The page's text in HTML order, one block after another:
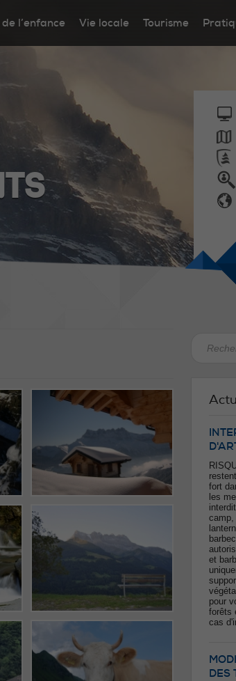
l’enfance Vie locale Tourisme
fort
les
camp,
et
pour
forêts
cas
DES